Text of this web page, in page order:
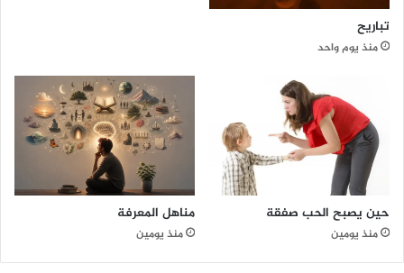
ا
ل
ي
4
-
0
تباريح
منذ يوم واحد
حين يصبح الحب صفقة
منذ يومين
مناهل المعرفة
منذ يومين